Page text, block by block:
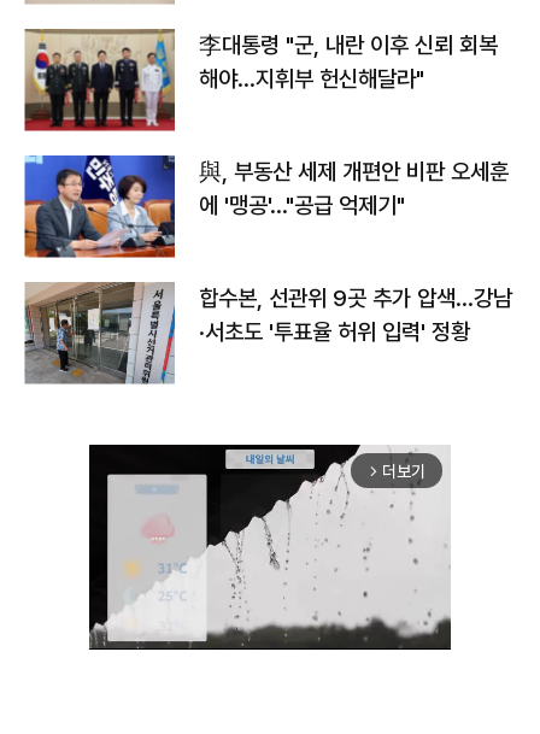
李대통령 "군, 내란 이후 신뢰 회복
해야…지휘부 헌신해달라"
與, 부동산 세제 개편안 비판 오세훈
에 '맹공'…"공급 억제기"
합수본, 선관위 9곳 추가 압색…강남
·서초도 '투표율 허위 입력' 정황
arrow_forward_ios 더보기